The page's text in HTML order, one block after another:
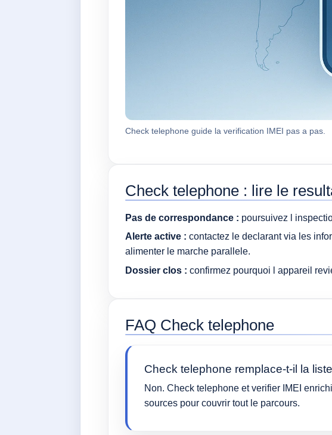
Check telephone guide la verification IMEI pas a pas.
Check telephone : lire le
Pas de correspondance : poursuivez l
Alerte active : contactez le declarant via les
alimenter le marche parallele.
Dossier clos : confirmez pourquoi l appareil
FAQ Check telephone
Check telephone remplace-t-il la
Non. Check telephone et verifier IMEI
sources pour couvrir tout le parcours.